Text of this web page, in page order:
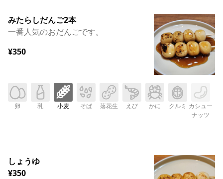
みたらしだんご2本
一番人気のおだんごです。
¥350
卵 乳 小麦 そば 落花生 えび かに クルミ カシュー
ナッツ
しょうゆ
¥350